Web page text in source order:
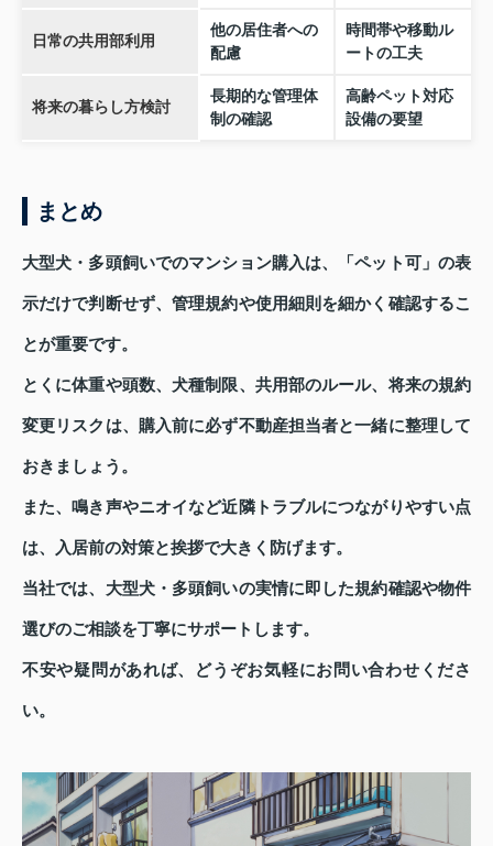
日常の共用部利用
他の居住者への
配慮
時間帯や移動ル
ートの工夫
将来の暮らし方検討
長期的な管理体
制の確認
高齢ペット対応
設備の要望
まとめ
大型犬・多頭飼いでのマンション購入は、「ペット可」の表
示だけで判断せず、管理規約や使用細則を細かく確認するこ
とが重要です。
とくに体重や頭数、犬種制限、共用部のルール、将来の規約
変更リスクは、購入前に必ず不動産担当者と一緒に整理して
おきましょう。
また、鳴き声やニオイなど近隣トラブルにつながりやすい点
は、入居前の対策と挨拶で大きく防げます。
当社では、大型犬・多頭飼いの実情に即した規約確認や物件
選びのご相談を丁寧にサポートします。
不安や疑問があれば、どうぞお気軽にお問い合わせくださ
い。